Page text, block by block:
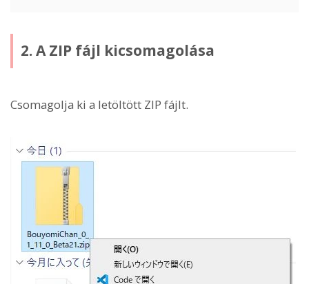
2. A ZIP fájl kicsomagolása
Csomagolja ki a letöltött ZIP fájlt.